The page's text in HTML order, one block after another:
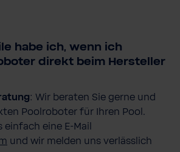
habe ich, wenn ich
direkt beim Hersteller
: Wir beraten Sie gerne und
Poolroboter für Ihren Pool.
einfach eine E-Mail
und wir melden uns verlässlich